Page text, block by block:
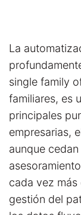
La
single family
familiares, es
principales
empresarias,
aunque
cada vez
gestión del